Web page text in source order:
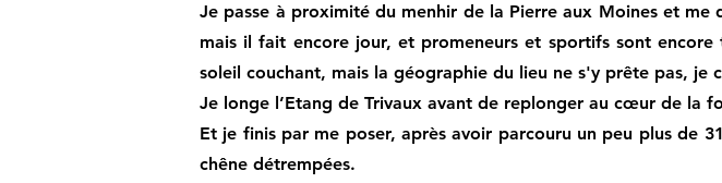
Je passe à proximité du menhir de la Pierre aux Moines et
mais il fait encore jour, et promeneurs et sportifs sont
soleil couchant, mais la géographie du lieu ne s'y prête pas, je
Je longe l’Etang de Trivaux avant de replonger au cœur de la
Et je finis par me poser, après avoir parcouru un peu plus de
chêne détrempées.